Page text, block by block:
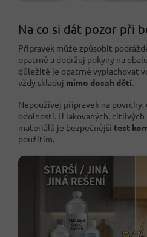
Na co si dát pozor při
Přípravek může způsobit
opatrně a dodržuj pokyny na
důležité je opatrně vyplachovat
vždy skladuj mimo dosah dětí.
Nepoužívej přípravek na
odolností. U lakovaných,
materiálů je bezpečnější test
použitím.